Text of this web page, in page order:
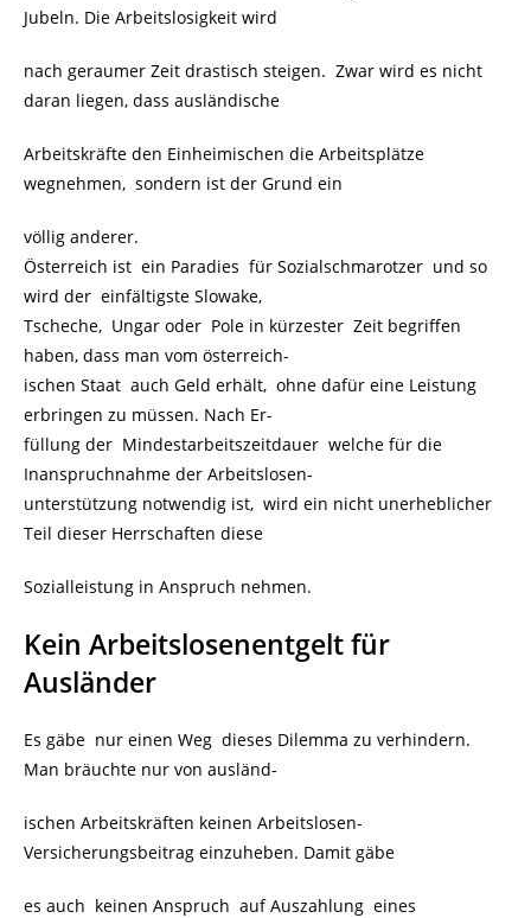
Jubeln. Die Arbeitslosigkeit wird
nach geraumer Zeit drastisch steigen. Zwar wird es nicht
daran liegen, dass ausländische
Arbeitskräfte den Einheimischen die Arbeitsplätze
wegnehmen, sondern ist der Grund ein
völlig anderer.
Österreich ist ein Paradies für Sozialschmarotzer und so
wird der einfältigste Slowake,
Tscheche, Ungar oder Pole in kürzester Zeit begriffen
haben, dass man vom österreich-
ischen Staat auch Geld erhält, ohne dafür eine Leistung
erbringen zu müssen. Nach Er-
füllung der Mindestarbeitszeitdauer welche für die
Inanspruchnahme der Arbeitslosen-
unterstützung notwendig ist, wird ein nicht unerheblicher
Teil dieser Herrschaften diese
Sozialleistung in Anspruch nehmen.
Kein Arbeitslosenentgelt für
Ausländer
Es gäbe nur einen Weg dieses Dilemma zu verhindern.
Man bräuchte nur von ausländ-
ischen Arbeitskräften keinen Arbeitslosen-
Versicherungsbeitrag einzuheben. Damit gäbe
es auch keinen Anspruch auf Auszahlung eines